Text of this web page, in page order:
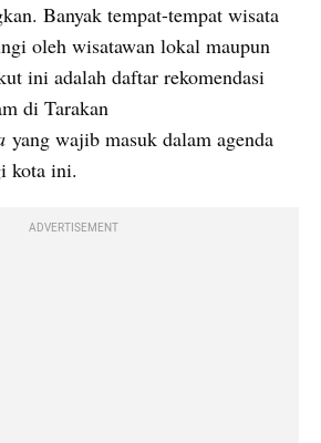
Banyak tempat-tempat wisata
oleh wisatawan lokal maupun
ini adalah daftar rekomendasi
di Tarakan
yang wajib masuk dalam agenda
kota ini.
ADVERTISEMENT